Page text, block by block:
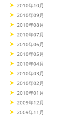
2010年10月
2010年09月
2010年08月
2010年07月
2010年06月
2010年05月
2010年04月
2010年03月
2010年02月
2010年01月
2009年12月
2009年11月